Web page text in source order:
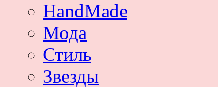
HandMade
Мода
Стиль
Звезды